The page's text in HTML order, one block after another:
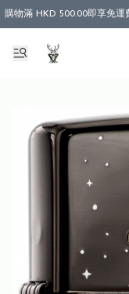
購物滿 HKD 500.00即享免